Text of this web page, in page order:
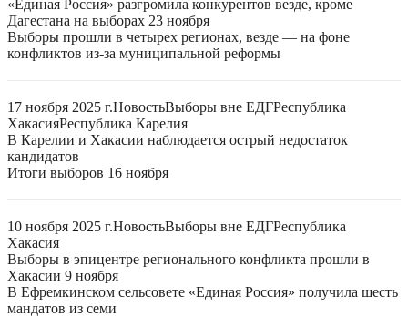
«Единая Россия» разгромила конкурентов везде, кроме
Дагестана на выборах 23 ноября
Выборы прошли в четырех регионах, везде — на фоне
конфликтов из-за муниципальной реформы
17 ноября 2025 г.НовостьВыборы вне ЕДГРеспублика
ХакасияРеспублика Карелия
В Карелии и Хакасии наблюдается острый недостаток
кандидатов
Итоги выборов 16 ноября
10 ноября 2025 г.НовостьВыборы вне ЕДГРеспублика
Хакасия
Выборы в эпицентре регионального конфликта прошли в
Хакасии 9 ноября
В Ефремкинском сельсовете «Единая Россия» получила шесть
мандатов из семи